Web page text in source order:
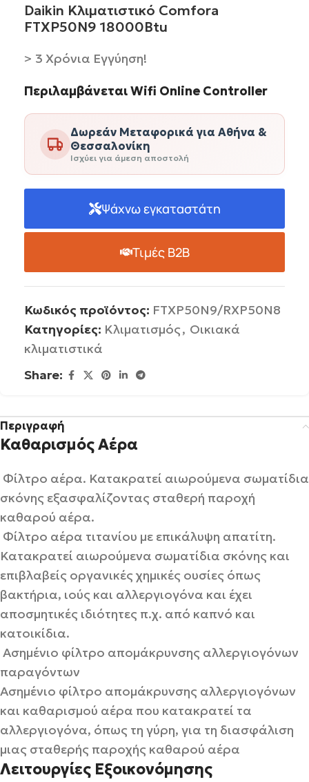
Daikin Κλιματιστικό Comfora
FTXP50N9 18000Btu
> 3 Χρόνια Εγγύηση!
Περιλαμβάνεται Wifi Online Controller
Δωρεάν Μεταφορικά για Αθήνα &
Θεσσαλονίκη
Ισχύει για άμεση αποστολή
Ψάχνω εγκαταστάτη
Τιμές B2B
Κωδικός προϊόντος: FTXP50N9/RXP50N8
Κατηγορίες: Κλιματισμός, Οικιακά
κλιματιστικά
Share:
Περιγραφή
Καθαρισμός Αέρα
Φίλτρο αέρα. Κατακρατεί αιωρούμενα σωματίδια
σκόνης εξασφαλίζοντας σταθερή παροχή
καθαρού αέρα.
Φίλτρο αέρα τιτανίου με επικάλυψη απατίτη.
Κατακρατεί αιωρούμενα σωματίδια σκόνης και
επιβλαβείς οργανικές χημικές ουσίες όπως
βακτήρια, ιούς και αλλεργιογόνα και έχει
αποσμητικές ιδιότητες π.χ. από καπνό και
κατοικίδια.
Ασημένιο φίλτρο απομάκρυνσης αλλεργιογόνων
παραγόντων
Ασημένιο φίλτρο απομάκρυνσης αλλεργιογόνων
και καθαρισμού αέρα που κατακρατεί τα
αλλεργιογόνα, όπως τη γύρη, για τη διασφάλιση
μιας σταθερής παροχής καθαρού αέρα
Λειτουργίες Εξοικονόμησης